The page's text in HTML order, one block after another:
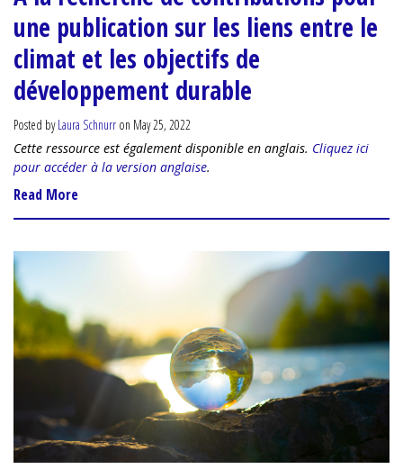
une publication sur les liens entre le
climat et les objectifs de
développement durable
Posted byLaura Schnurr on May 25, 2022
Cette ressource est également disponible en anglais. Cliquez ici
pour accéder à la version anglaise.
Read More